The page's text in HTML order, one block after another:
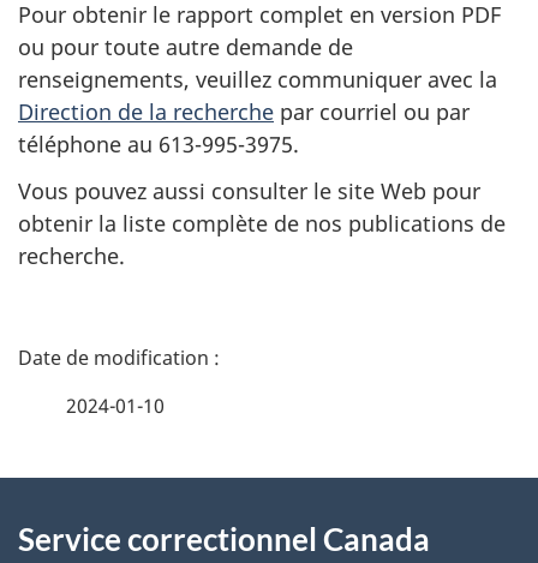
Pour obtenir le rapport complet en version PDF
ou pour toute autre demande de
renseignements, veuillez communiquer avec la
Direction de la recherche par courriel ou par
téléphone au 613-995-3975.
Vous pouvez aussi consulter le site Web pour
obtenir la liste complète de nos publications de
recherche.
D
2024-01-10
Service correctionnel Canada